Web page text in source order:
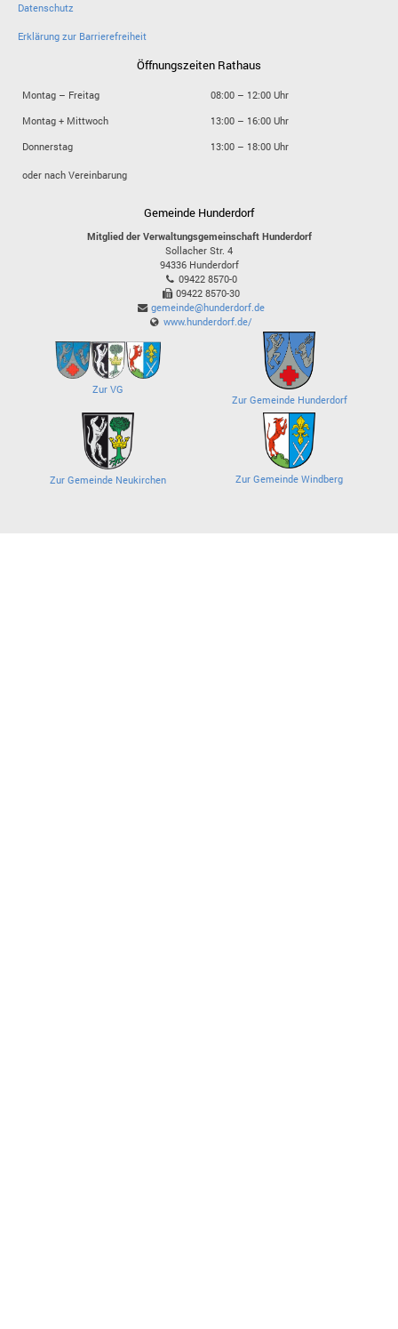
Datenschutz
Erklärung zur Barrierefreiheit
Öffnungszeiten Rathaus
Montag – Freitag
08:00 – 12:00 Uhr
Montag + Mittwoch
13:00 – 16:00 Uhr
Donnerstag
13:00 – 18:00 Uhr
oder nach Vereinbarung
Gemeinde Hunderdorf
Mitglied der Verwaltungsgemeinschaft Hunderdorf
Sollacher Str. 4
94336 Hunderdorf
09422 8570-0
09422 8570-30
gemeinde@hunderdorf.de
www.hunderdorf.de/
Zur VG
Zur Gemeinde Hunderdorf
Zur Gemeinde Neukirchen Zur Gemeinde Windberg